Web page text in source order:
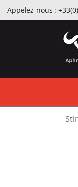
Appelez-nous :